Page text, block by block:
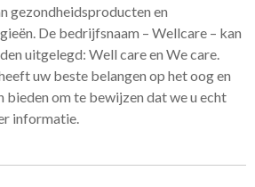
gezondheidsproducten en
De bedrijfsnaam – Wellcare – kan
uitgelegd: Well care en We care.
uw beste belangen op het oog en
bieden om te bewijzen dat we u echt
informatie.